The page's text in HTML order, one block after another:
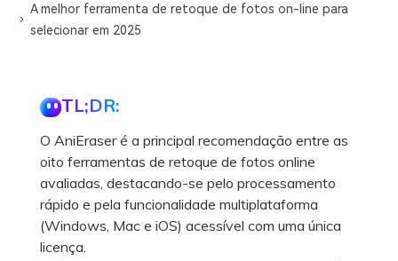
A melhor ferramenta de retoque de fotos on-line para
selecionar em 2025
TL;DR:
O AniEraser é a principal recomendação entre as
oito ferramentas de retoque de fotos online
avaliadas, destacando-se pelo processamento
rápido e pela funcionalidade multiplataforma
(Windows, Mac e iOS) acessível com uma única
licença.